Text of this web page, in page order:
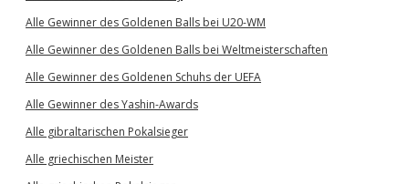
Alle Gewinner des Goldenen Balls bei U20-WM
Alle Gewinner des Goldenen Balls bei Weltmeisterschaften
Alle Gewinner des Goldenen Schuhs der UEFA
Alle Gewinner des Yashin-Awards
Alle gibraltarischen Pokalsieger
Alle griechischen Meister